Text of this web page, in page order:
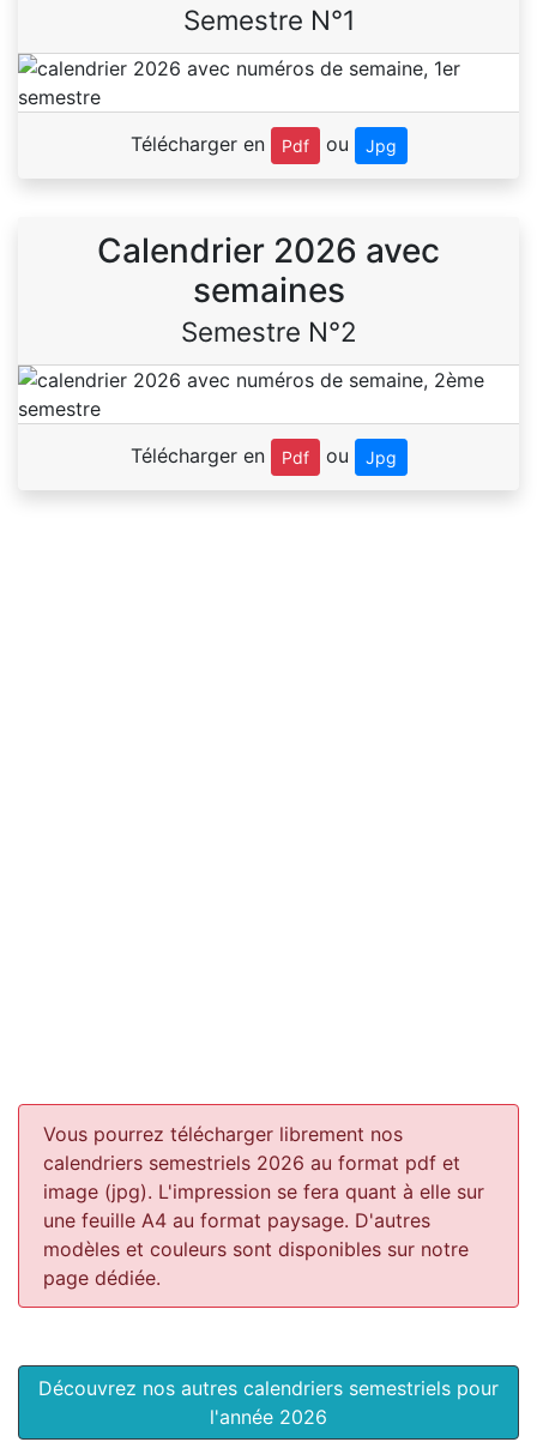
Semestre N°1
Télécharger en Pdf ou Jpg
Calendrier 2026 avec
semaines
Semestre N°2
Télécharger en Pdf ou Jpg
Vous pourrez télécharger librement nos
calendriers semestriels 2026 au format pdf et
image (jpg). L'impression se fera quant à elle sur
une feuille A4 au format paysage. D'autres
modèles et couleurs sont disponibles sur notre
page dédiée.
Découvrez nos autres calendriers semestriels pour
l'année 2026